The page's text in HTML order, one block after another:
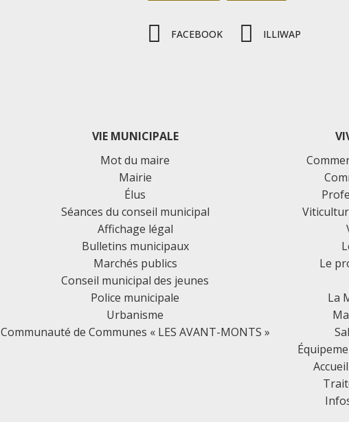
FACEBOOK ILLIWAP
VIE MUNICIPALE
Mot du maire
Mairie
Élus
Séances du conseil municipal
Affichage légal
Bulletins municipaux
Marchés publics
Conseil municipal des jeunes
Police municipale
Urbanisme
Communauté de Communes « LES AVANT-MONTS »
Le
La